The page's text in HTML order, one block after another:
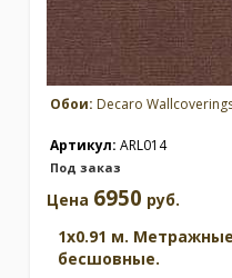
Обои: Decaro
Артикул: ARL014
Под заказ
Цена 6950 руб.
1x0.91 м.
бесшовные.